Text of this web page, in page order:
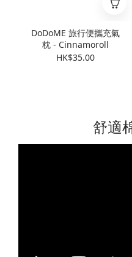
DoDoME 旅行便攜充氣
枕 - Cinnamoroll
HK$35.00
舒適